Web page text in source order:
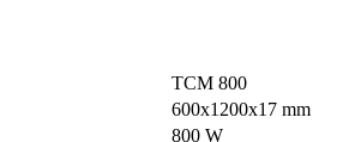
ТСМ 800
600х1200х17 mm
800 W